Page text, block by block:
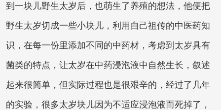
到一块儿野生太岁 后，也萌生了养殖的想法，他便把
野生太岁切成一些小块儿，利用自己祖传的中医药知
识，在每一份里添加不同的中药材，考虑到太岁具有
菌类的特点，让太岁在中药浸泡液中自然生长，叙述
起来很简单，但实际过程也是很艰辛的，经过了几年
的实验，很多太岁块儿因为不适应浸泡液而死掉了，